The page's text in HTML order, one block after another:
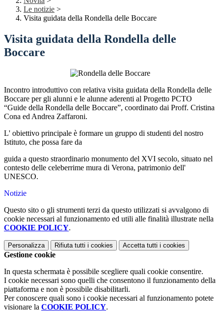
Le notizie >
Visita guidata della Rondella delle Boccare
Visita guidata della Rondella delle
Boccare
Incontro introduttivo con relativa visita guidata della Rondella delle
Boccare per gli alunni e le alunne aderenti al Progetto PCTO
“Guide della Rondella delle Boccare”, coordinato dai Proff. Cristina
Cona ed Andrea Zaffaroni.
L' obiettivo principale è formare un gruppo di studenti del nostro
Istituto, che possa fare da
guida a questo straordinario monumento del XVI secolo, situato nel
contesto delle celeberrime mura di Verona, patrimonio dell'
UNESCO.
Notizie
Questo sito o gli strumenti terzi da questo utilizzati si avvalgono di
cookie necessari al funzionamento ed utili alle finalità illustrate nella
COOKIE POLICY.
Personalizza Rifiuta tutti i cookies Accetta tutti i cookies
Gestione cookie
In questa schermata è possibile scegliere quali cookie consentire.
I cookie necessari sono quelli che consentono il funzionamento della
piattaforma e non è possibile disabilitarli.
Per conoscere quali sono i cookie necessari al funzionamento potete
visionare la COOKIE POLICY.